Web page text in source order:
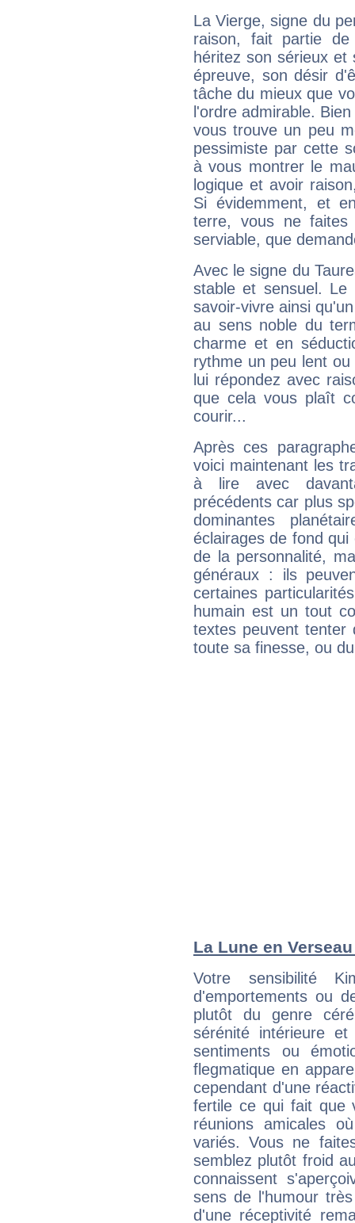
La Vierge, signe du
raison, fait partie
héritez son sérieux
épreuve, son désir
tâche du mieux que
l'ordre admirable.
vous trouve un peu
pessimiste par cette
à vous montrer le
logique et avoir
Si évidemment, et
terre, vous ne
serviable, que
Avec le signe du
stable et sensuel.
savoir-vivre ainsi
au sens noble du
charme et en
rythme un peu lent
lui répondez avec
que cela vous plaît
courir...
Après ces
voici maintenant les
à lire avec
précédents car plus
dominantes
éclairages de fond
de la personnalité,
généraux : ils
certaines
humain est un tout
textes peuvent tenter
toute sa finesse, ou
La Lune en
Votre sensibilité
d'emportements ou
plutôt du genre
sérénité intérieure
sentiments ou
flegmatique en
cependant d'une
fertile ce qui fait que
réunions amicales
variés. Vous ne
semblez plutôt froid
connaissent
sens de l'humour
d'une réceptivité